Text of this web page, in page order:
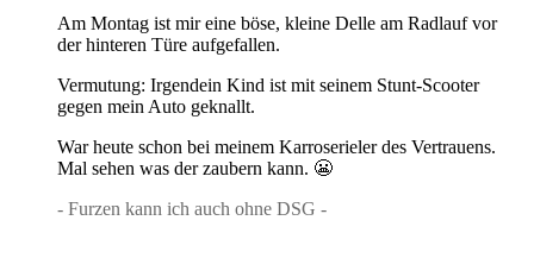
Am Montag ist mir eine böse, kleine Delle am Radlauf vor
der hinteren Türe aufgefallen.
Vermutung: Irgendein Kind ist mit seinem Stunt-Scooter
gegen mein Auto geknallt.
War heute schon bei meinem Karroserieler des Vertrauens.
Mal sehen was der zaubern kann. 😬
- Furzen kann ich auch ohne DSG -